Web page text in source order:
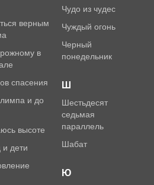
спасения
высоте
и дети
Чудо из чудес
Чуждый огонь
Черный
понедельник
Ш
Шестьдесят
седьмая
параллель
Шабат
Ю